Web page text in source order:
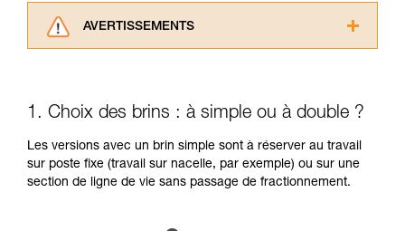
AVERTISSEMENTS
informations de la notice technique pour
d’informations.
Maîtriser ces techniques nécessite une
formation et un entraînement spécifique. Validez
1. Choix des brins : à simple ou à double ?
Les versions avec un brin simple sont à réserver au travail
sur poste fixe (travail sur nacelle, par exemple) ou sur une
section de ligne de vie sans passage de fractionnement.